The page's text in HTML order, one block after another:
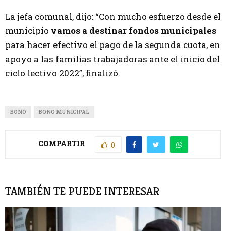
La jefa comunal, dijo: “Con mucho esfuerzo desde el
municipio vamos a destinar fondos municipales
para hacer efectivo el pago de la segunda cuota, en
apoyo a las familias trabajadoras ante el inicio del
ciclo lectivo 2022”, finalizó.
BONO BONO MUNICIPAL
COMPARTIR 0
TAMBIÉN TE PUEDE INTERESAR